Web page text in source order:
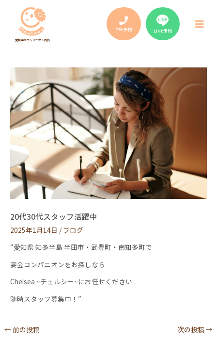
愛知県内コンパニオン請負
TEL予約 LINE予約
メ
ニ
20代30代スタッフ活躍中
2025年1月14日 / ブログ
“愛知県 知多半島 半田市・武豊町・南知多町で
宴会コンパニオンをお探しなら
Chelsea ~チェルシー~にお任せください
随時スタッフ募集中！”
navigation
←前の投稿 次の投稿 →